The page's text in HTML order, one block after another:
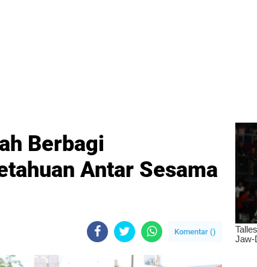
Berbagi
Antar Sesama
Komentar ()